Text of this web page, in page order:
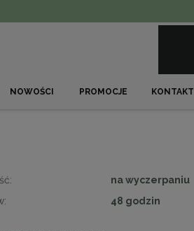
NOWOŚCI PROMOCJE KONTAKT
na wyczerpaniu
48 godzin